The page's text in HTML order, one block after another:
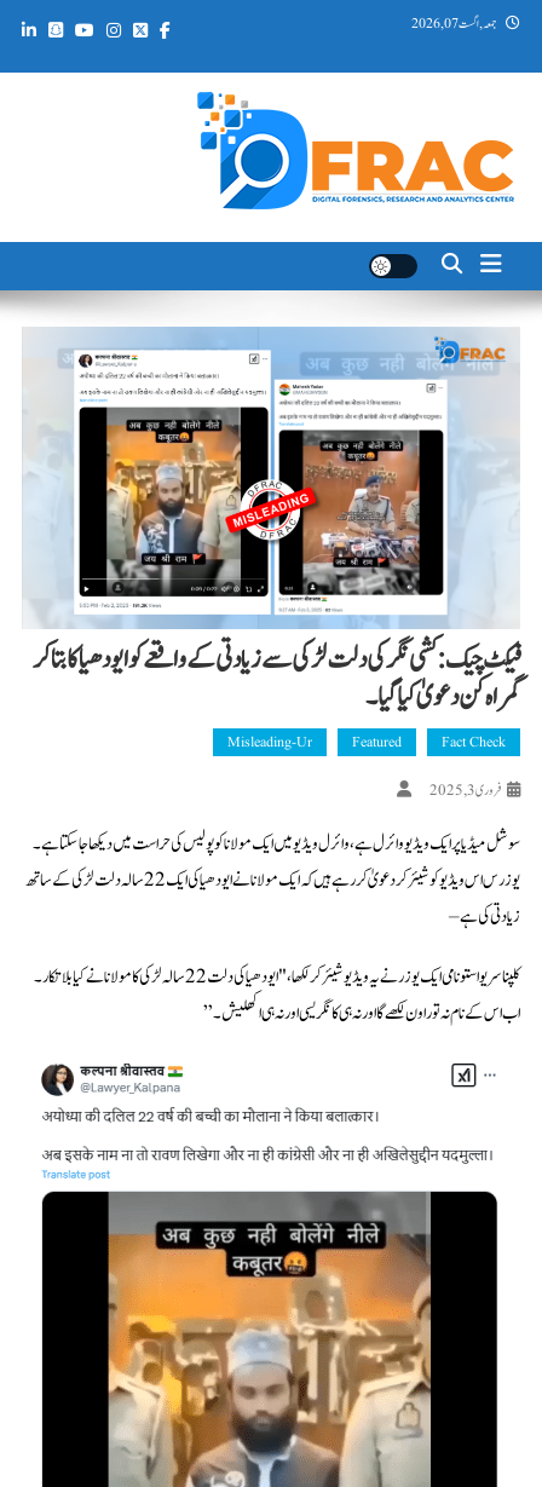
Skip جمعہ, اگست 07, 2026
DFRAC_ORG
فیکٹ چیک: کشی نگر کی دلت لڑکی سے زیادتی کے واقعے کو ایودھیا کا بتا کر
گمراہ کن دعویٰ کیا گیا۔
Fact Check
Featured
Misleading-Ur
فروری 3, 2025
سوشل میڈیا پر ایک ویڈیو وائرل ہے، وائرل ویڈیو میں ایک مولانا کو پولیس کی حراست میں دیکھا جا سکتا ہے۔
یوزرس اس ویڈیو کو شیئر کردعویٰ کر رہے ہیں کہ ایک مولانا نے ایودھیا کی ایک 22 سالہ دلت لڑکی کے ساتھ
زیادتی کی ہے –
کلپنا سریواستو نامی ایک یوزر نے یہ ویڈیو شیئر کر لکھا، "ایودھیا کی دلت 22 سالہ لڑکی کا مولانا نے کیا بلاتکار ۔
اب اس کے نام نہ تو راون لکھے گا اور نہ ہی کانگریسی اور نہ ہی اکھلیش۔”